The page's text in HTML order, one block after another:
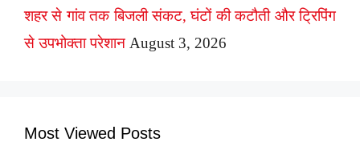
शहर से गांव तक बिजली संकट, घंटों की कटौती और ट्रिपिंग
से उपभोक्ता परेशान August 3, 2026
Most Viewed Posts